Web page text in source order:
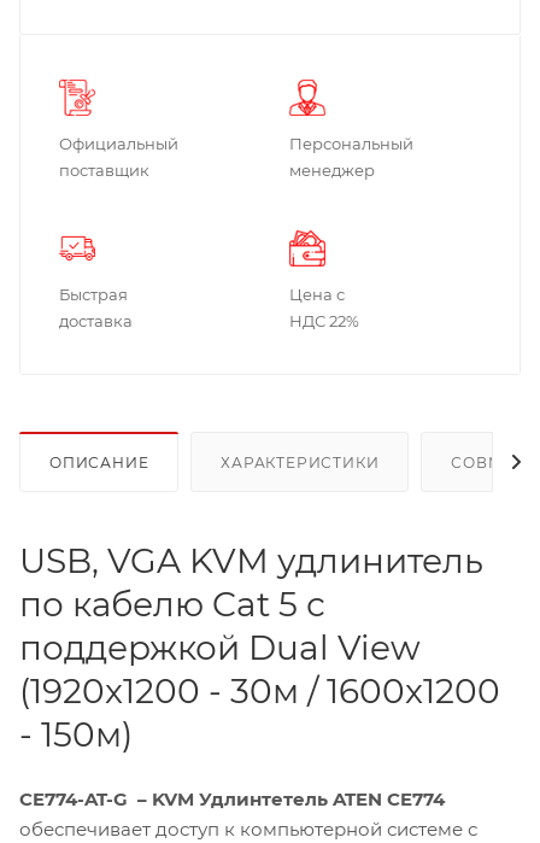
Официальный
поставщик
Персональный
менеджер
Быстрая
доставка
Цена с
НДС 22%
ОПИСАНИЕ ХАРАКТЕРИСТИКИ
USB, VGA KVM удлинитель
по кабелю Cat 5 с
поддержкой Dual View
(1920x1200 - 30м / 1600x1200
- 150м)
CE774-AT-G – KVM Удлинтетель ATEN CE774
обеспечивает доступ к компьютерной системе с